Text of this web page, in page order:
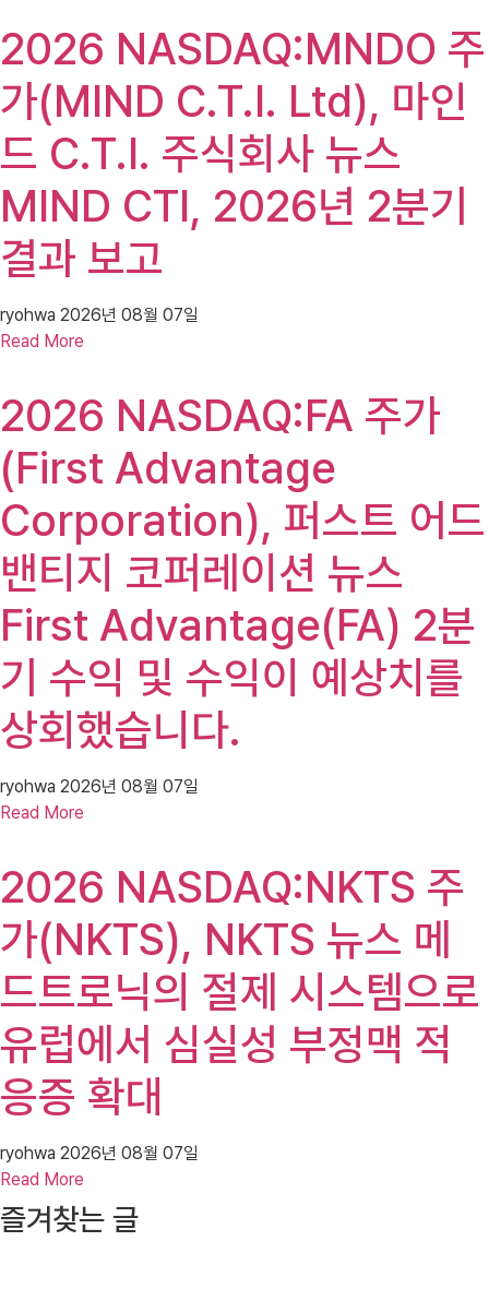
2026 NASDAQ:MNDO 주
가(MIND C.T.I. Ltd), 마인
드 C.T.I. 주식회사 뉴스
MIND CTI, 2026년 2분기
결과 보고
ryohwa 2026년 08월 07일
Read More
2026 NASDAQ:FA 주가
(First Advantage
Corporation), 퍼스트 어드
밴티지 코퍼레이션 뉴스
First Advantage(FA) 2분
기 수익 및 수익이 예상치를
상회했습니다.
ryohwa 2026년 08월 07일
Read More
2026 NASDAQ:NKTS 주
가(NKTS), NKTS 뉴스 메
드트로닉의 절제 시스템으로
유럽에서 심실성 부정맥 적
응증 확대
ryohwa 2026년 08월 07일
Read More
즐겨찾는 글